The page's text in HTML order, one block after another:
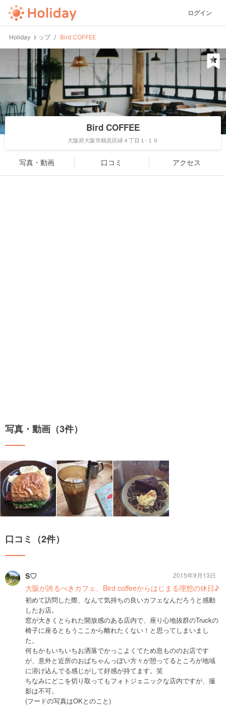
ログイン
Holiday トップ Bird COFFEE
Bird COFFEE
大阪府大阪市鶴見区緑４丁目１-１６
写真・動画 口コミ アクセス
写真・動画（3件）
口コミ（2件）
S♡
大阪が誇るべきカフェ、Bird coffeeからはじまる理想の休日♪
初めて訪問した際、なんて気持ちの良いカフェなんだろうと感動
したお店。
窓が大きくとられた開放感のある店内で、座り心地抜群のTruckの
椅子に座るともうここから離れたくない！と思ってしまいまし
た。
何もかもいちいちお洒落でかっこよくてため息もののお店です
が、意外と近所のおばちゃんっぽい方々が憩ってるところが地域
に溶け込んでる感じがして好感が持てます。笑
ちなみにどこを切り取ってもフォトジェニックな店内ですが、撮
影は不可。
(フードの写真はOKとのこと)
2015年9月13日